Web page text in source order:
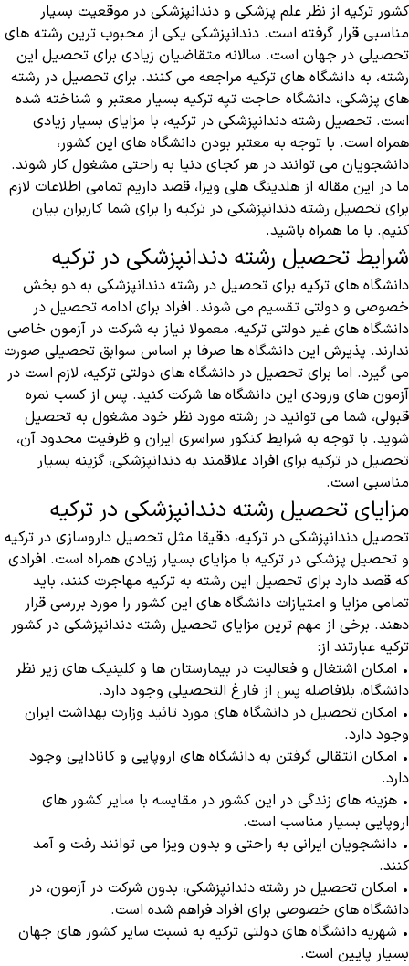
کشور ترکیه از نظر علم پزشکی و دندانپزشکی در موقعیت بسیار
مناسبی قرار گرفته است. دندانپزشکی یکی از محبوب ترین رشته های
تحصیلی در جهان است. سالانه متقاضیان زیادی برای تحصیل این
رشته، به دانشگاه های ترکیه مراجعه می کنند. برای تحصیل در رشته
های پزشکی، دانشگاه حاجت تپه ترکیه بسیار معتبر و شناخته شده
است. تحصیل رشته دندانپزشکی در ترکیه، با مزایای بسیار زیادی
همراه است‌. با توجه به معتبر بودن دانشگاه های این کشور،
دانشجویان می توانند در هر کجای دنیا به راحتی مشغول کار شوند.
ما در این مقاله از هلدینگ هلی ویزا، قصد داریم تمامی اطلاعات لازم
برای تحصیل رشته دندانپزشکی در ترکیه را برای شما کاربران بیان
کنیم. با ما همراه باشید.
شرایط تحصیل رشته دندانپزشکی در ترکیه
دانشگاه های ترکیه برای تحصیل در رشته دندانپزشکی به دو بخش
خصوصی و دولتی تقسیم می شوند. افراد برای ادامه تحصیل در
دانشگاه های غیر دولتی ترکیه، معمولا نیاز به شرکت در آزمون خاصی
ندارند. پذیرش این دانشگاه ها صرفا بر اساس سوابق تحصیلی صورت
می گیرد. اما برای تحصیل در دانشگاه های دولتی ترکیه، لازم است در
آزمون های ورودی این دانشگاه ها شرکت کنید. پس از کسب نمره
قبولی، شما می توانید در رشته مورد نظر خود مشغول به تحصیل
شوید. با توجه به شرایط کنکور سراسری ایران و ظرفیت محدود آن،
تحصیل در ترکیه برای افراد علاقمند به دندانپزشکی، گزینه بسیار
مناسبی است.
مزایای تحصیل رشته دندانپزشکی در ترکیه
تحصیل دندانپزشکی در ترکیه، دقیقا مثل تحصیل داروسازی در ترکیه
و تحصیل پزشکی در ترکیه با مزایای بسیار زیادی همراه است. افرادی
که قصد دارد برای تحصیل این رشته به ترکیه مهاجرت کنند، باید
تمامی مزایا و امتیازات دانشگاه های این کشور را مورد بررسی قرار
دهند. برخی از مهم ترین مزایای تحصیل رشته دندانپزشکی در کشور
ترکیه عبارتند از:
• امکان اشتغال و فعالیت در بیمارستان ها و کلینیک های زیر نظر
دانشگاه، بلافاصله پس از فارغ التحصیلی وجود دارد.
• امکان تحصیل در دانشگاه های مورد تائید وزارت بهداشت ایران
وجود دارد.
• امکان انتقالی گرفتن به دانشگاه های اروپایی و کانادایی وجود
دارد.
• هزینه های زندگی در این کشور در مقایسه با سایر کشور های
اروپایی بسیار مناسب است.
• دانشجویان ایرانی به راحتی و بدون ویزا می توانند رفت و آمد
کنند.
• امکان تحصیل در رشته دندانپزشکی، بدون شرکت در آزمون، در
دانشگاه های خصوصی برای افراد فراهم شده است.
• شهریه دانشگاه های دولتی ترکیه به نسبت سایر کشور های جهان
بسیار پایین است.